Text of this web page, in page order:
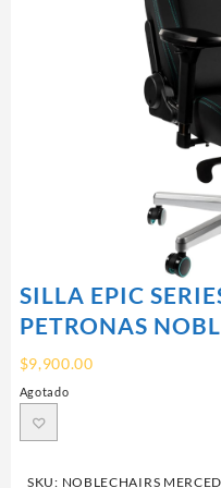
SILLA EPIC
PETRONAS
$9,900.00
Agotado
SKU: NOBLECHAIRS